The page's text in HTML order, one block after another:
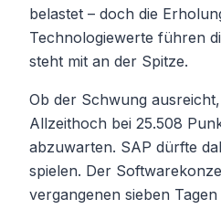
belastet – doch die
Technologiewerte führen
steht mit an der Spitze.
Ob der Schwung
Allzeithoch bei 25.508
abzuwarten. SAP dürfte
spielen. Der
vergangenen sieben